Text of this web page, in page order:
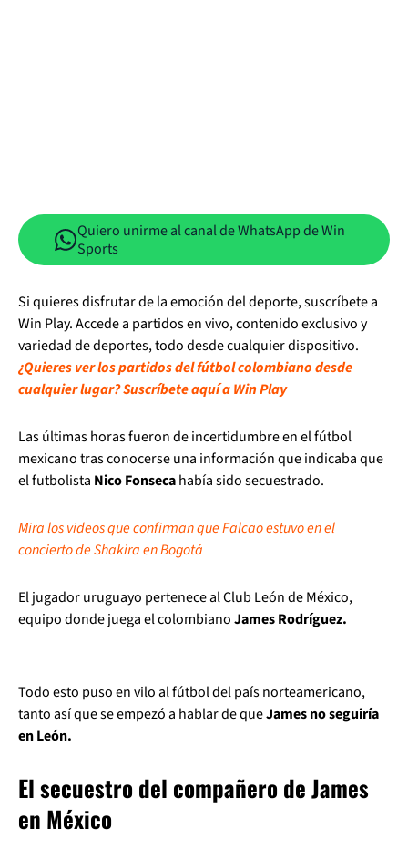
Quiero unirme al canal de WhatsApp de Win
Sports
Si quieres disfrutar de la emoción del deporte, suscríbete a
Win Play. Accede a partidos en vivo, contenido exclusivo y
variedad de deportes, todo desde cualquier dispositivo.
¿Quieres ver los partidos del fútbol colombiano desde
cualquier lugar? Suscríbete aquí a Win Play
Las últimas horas fueron de incertidumbre en el fútbol
mexicano tras conocerse una información que indicaba que
el futbolista Nico Fonsecahabía sido secuestrado.
Mira los videos que confirman que Falcao estuvo en el
concierto de Shakira en Bogotá
El jugador uruguayo pertenece al Club León de México,
equipo donde juega el colombianoJames Rodríguez.
Todo esto puso en vilo al fútbol del país norteamericano,
tanto así que se empezó a hablar de queJames no seguiría
en León.
El secuestro del compañero de James
en México